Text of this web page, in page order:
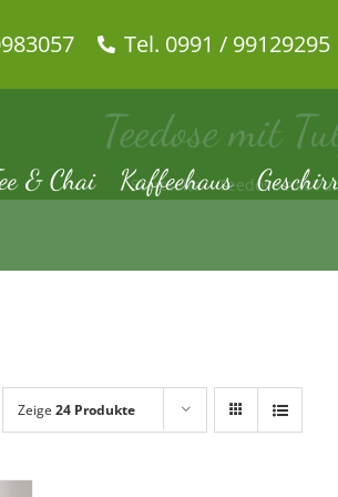
Tel. 0991 / 99129295
& Chai Kaffeehaus
Teedose mit
Startseite Teedose mit
Zeige 24 Produkte